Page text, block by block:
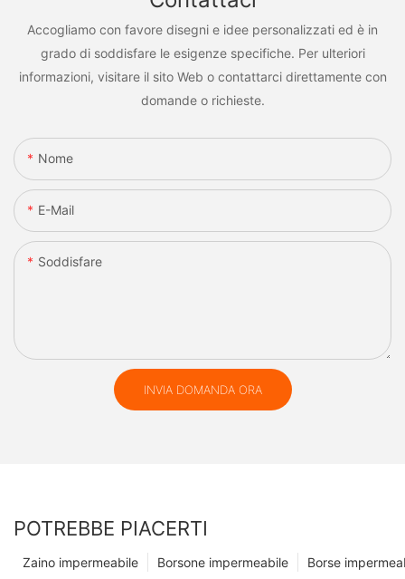
Accogliamo con favore disegni e idee personalizzati ed è in
grado di soddisfare le esigenze specifiche. Per ulteriori
informazioni, visitare il sito Web o contattarci direttamente con
domande o richieste.
Nome
E-Mail
Soddisfare
INVIA DOMANDA ORA
POTREBBE PIACERTI
Borse
Borsone impermeabile
Zaino impermeabile